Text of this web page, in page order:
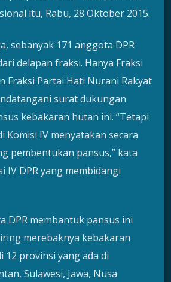
itu, Rabu, 28 Oktober 2015.
sebanyak 171 anggota DPR
delapan fraksi. Hanya Fraksi
Fraksi Partai Hati Nurani Rakyat
surat dukungan
kebakaran hutan ini. “Tetapi
Komisi IV menyatakan secara
pembentukan pansus,” kata
IV DPR yang membidangi
DPR membantuk pansus ini
merebaknya kebakaran
12 provinsi yang ada di
Sulawesi, Jawa, Nusa